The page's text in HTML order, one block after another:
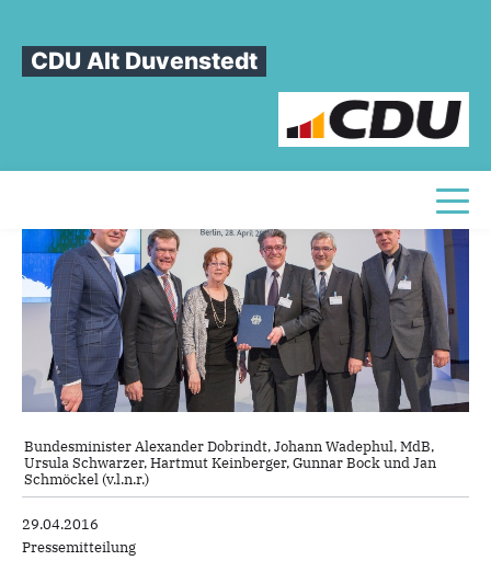
CDU Alt Duvenstedt
Sie sind hier
4,4MillionenEurofür
Bundesminister Alexander Dobrindt, Johann Wadephul, MdB,
Ursula Schwarzer, Hartmut Keinberger, Gunnar Bock und Jan
Schmöckel (v.l.n.r.)
29.04.2016
Pressemitteilung